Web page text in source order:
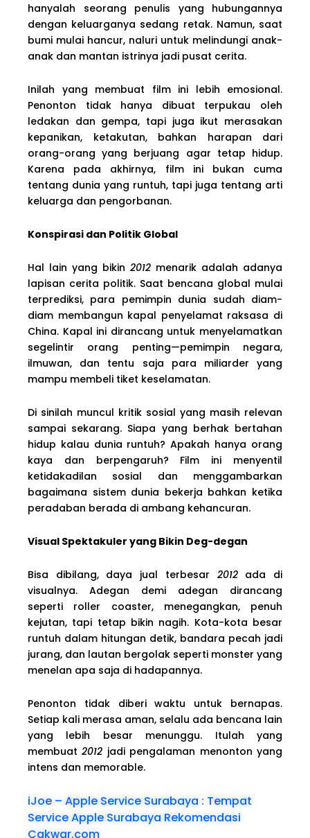
hanyalah seorang penulis yang hubungannya
dengan keluarganya sedang retak. Namun, saat
bumi mulai hancur, naluri untuk melindungi anak-
anak dan mantan istrinya jadi pusat cerita.
Inilah yang membuat film ini lebih emosional.
Penonton tidak hanya dibuat terpukau oleh
ledakan dan gempa, tapi juga ikut merasakan
kepanikan, ketakutan, bahkan harapan dari
orang-orang yang berjuang agar tetap hidup.
Karena pada akhirnya, film ini bukan cuma
tentang dunia yang runtuh, tapi juga tentang arti
keluarga dan pengorbanan.
Konspirasi dan Politik Global
Hal lain yang bikin 2012 menarik adalah adanya
lapisan cerita politik. Saat bencana global mulai
terprediksi, para pemimpin dunia sudah diam-
diam membangun kapal penyelamat raksasa di
China. Kapal ini dirancang untuk menyelamatkan
segelintir orang penting—pemimpin negara,
ilmuwan, dan tentu saja para miliarder yang
mampu membeli tiket keselamatan.
Di sinilah muncul kritik sosial yang masih relevan
sampai sekarang. Siapa yang berhak bertahan
hidup kalau dunia runtuh? Apakah hanya orang
kaya dan berpengaruh? Film ini menyentil
ketidakadilan sosial dan menggambarkan
bagaimana sistem dunia bekerja bahkan ketika
peradaban berada di ambang kehancuran.
Visual Spektakuler yang Bikin Deg-degan
Bisa dibilang, daya jual terbesar 2012ada di
visualnya. Adegan demi adegan dirancang
seperti roller coaster, menegangkan, penuh
kejutan, tapi tetap bikin nagih. Kota-kota besar
runtuh dalam hitungan detik, bandara pecah jadi
jurang, dan lautan bergolak seperti monster yang
menelan apa saja di hadapannya.
Penonton tidak diberi waktu untuk bernapas.
Setiap kali merasa aman, selalu ada bencana lain
yang lebih besar menunggu. Itulah yang
membuat2012 jadi pengalaman menonton yang
intens dan memorable.
iJoe – Apple Service Surabaya : Tempat
Service Apple Surabaya Rekomendasi
Cakwar.com